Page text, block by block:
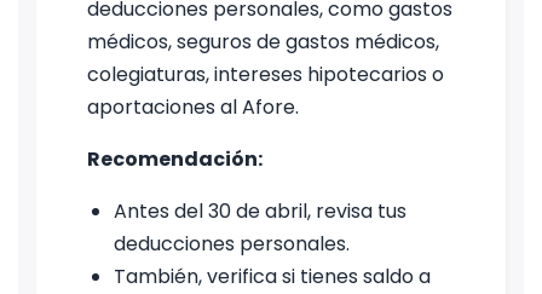
deducciones personales, como gastos
médicos, seguros de gastos médicos,
colegiaturas, intereses hipotecarios o
aportaciones al Afore.
Recomendación:
Antes del 30 de abril, revisa tus
deducciones personales.
También, verifica si tienes saldo a